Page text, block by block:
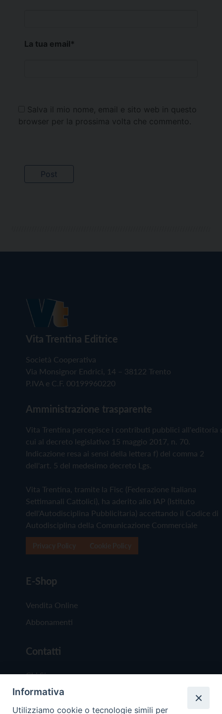
La tua email*
Salva il mio nome, email e sito web in questo
browser per la prossima volta che commento.
Vita Trentina Editrice
Società Cooperativa
Via Monsignor Endrici, 14 – 38122 Trento
P.IVA e C.F. 00199960220
Amministrazione trasparente
Vita Trentina percepisce i contributi pubblici all'editoria
cui al decreto legislativo 15 maggio 2017, n. 70.
Indicazione resa ai sensi della lettera f) del comma 2
dell'art. 5 del medesimo decreto Lgs.
Vita Trentina, tramite la Fisc (Federazione Italiana
Settimanali Cattolici), ha aderito allo IAP (Istituto
dell'Autodisciplina Pubblicitaria) accettando il Codice di
Autodisciplina della Comunicazione Commerciale
E-Shop
Vendita Online
Abbonamenti
Contatti
Chi Siamo
Redazione
Scrivici
Informativa
Utilizziamo cookie o tecnologie simili per